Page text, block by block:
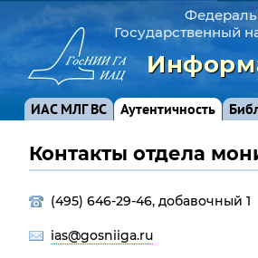
Государственный
ИАС МЛГ ВС Аутентичность
Контакты отдела
(495) 646-29-46, добавочный 1
ias@gosniiga.ru